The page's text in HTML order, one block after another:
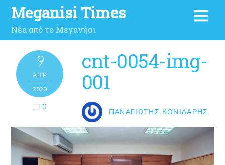
Meganisi Times
Νέα από το Μεγανήσι
9
ΑΠΡ
2020
0
cnt-0054-img-
001
ΠΑΝΑΓΙΏΤΗΣ ΚΟΝΙΔΆΡΗΣ